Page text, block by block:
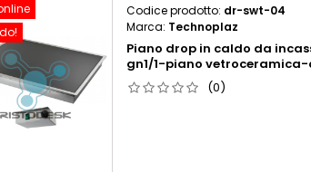
Codice prodotto: dr-swt-04
Marca: Technoplaz
Piano drop in caldo da
gn1/1-piano vetroceramica-
(0)